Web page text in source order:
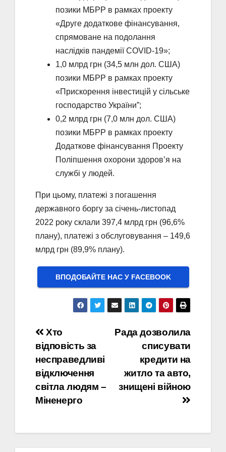
позики МБРР в рамках проекту
«Друге додаткове фінансування,
спрямоване на подолання
наслідків пандемії COVID-19»;
1,0 млрд грн (34,5 млн дол. США)
позики МБРР в рамках проекту
«Прискорення інвестицій у сільське
господарство України”;
0,2 млрд грн (7,0 млн дол. США)
позики МБРР в рамках проекту
Додаткове фінансування Проекту
Поліпшення охорони здоров’я на
службі у людей.
При цьому, платежі з погашення
державного боргу за січень-листопад
2022 року склали 397,4 млрд грн (96,6%
плану), платежі з обслуговування – 149,6
млрд грн (89,9% плану).
ВПОДОБАЙТЕ НАС У FACEBOOK
Навігація
записів
Рада дозволила
списувати
кредити на
житло та авто,
знищені війною
Хто
відповість за
несправедливі
відключення
світла людям –
Міненерго